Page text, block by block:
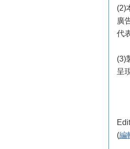
(2)
廣
代
(3)
呈
(編